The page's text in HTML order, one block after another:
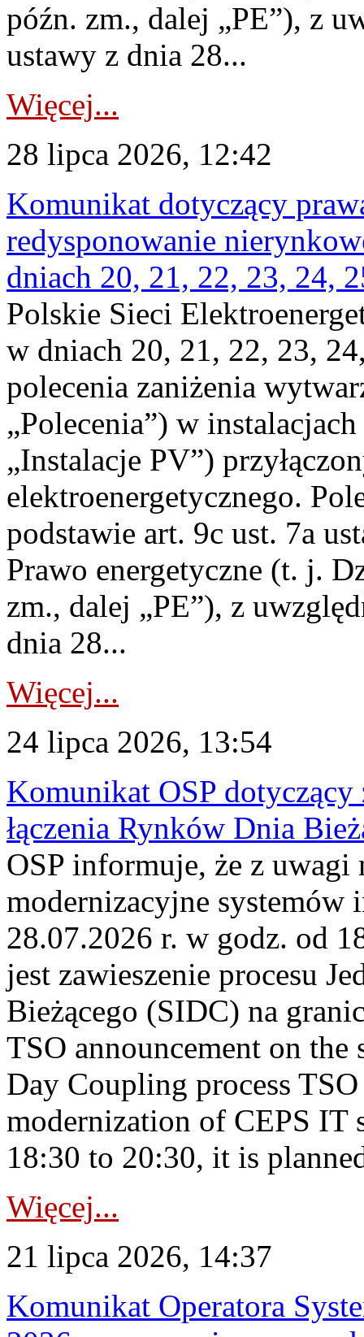
późn. zm., dalej „PE”), z
ustawy z dnia 28...
Więcej...
28 lipca 2026, 12:42
Komunikat dotyczący
redysponowanie
dniach 20, 21, 22, 23, 24,
Polskie Sieci
w dniach 20, 21, 22, 23,
polecenia zaniżenia
„Polecenia”) w
„Instalacje PV”)
elektroenergetycznego.
podstawie art. 9c ust. 7a
Prawo energetyczne (t. j.
zm., dalej „PE”), z
dnia 28...
Więcej...
24 lipca 2026, 13:54
Komunikat OSP dotyczący
łączenia Rynków Dnia
OSP informuje, że z uwagi
modernizacyjne
28.07.2026 r. w godz. od
jest zawieszenie procesu
Bieżącego (SIDC) na
TSO announcement on
Day Coupling process
modernization of CEPS IT
18:30 to 20:30, it is
Więcej...
21 lipca 2026, 14:37
Komunikat Operatora